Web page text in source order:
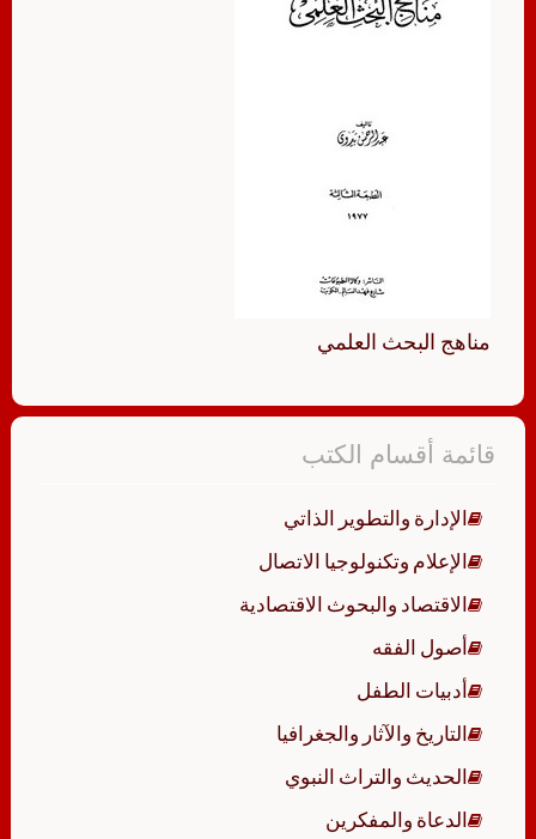
مناهج البحث العلمي
قائمة أقسام الكتب
الإدارة والتطوير الذاتي
الإعلام وتكنولوجيا الاتصال
الاقتصاد والبحوث الاقتصادية
أصول الفقه
أدبيات الطفل
التاريخ والآثار والجغرافيا
الحديث والتراث النبوي
الدعاة والمفكرين